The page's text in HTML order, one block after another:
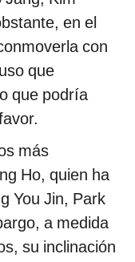
en el
con
que
que podría
más
Ho, quien ha
You Jin, Park
a medida
su inclinación